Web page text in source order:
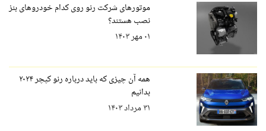
موتورهای شرکت رنو روی کدام خودروهای بنز
نصب هستند؟
۰۱ مهر ۱۴۰۳
همه آن چیزی که باید درباره رنو کپچر ۲۰۲۴
بدانیم
۳۱ مرداد ۱۴۰۳